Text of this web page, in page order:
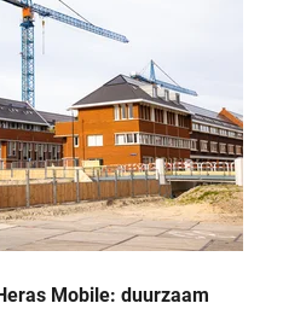
Mobile: duurzaam